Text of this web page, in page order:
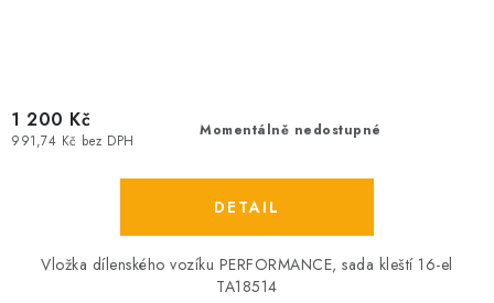
Momentálně nedostupné
991,74 Kč bez DPH
1 200 Kč
Vložka dílenského vozíku PERFORMANCE, sada kleští 16-el
TA18514